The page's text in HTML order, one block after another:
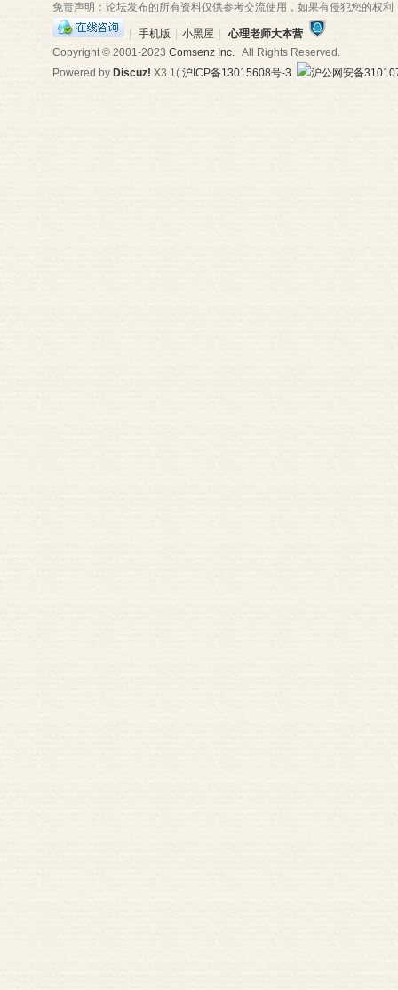
免责声明：论坛发布的所有资料仅供参考交流使用，如果有侵犯您的权
手机版 小黑屋
心理老师大本营
Copyright © 2001-2023 Comsenz Inc.All Rights Reserved.
Powered by Discuz! X3.1( 沪ICP备13015608号-3 沪公网安备